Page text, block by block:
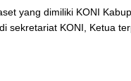
yang dimiliki KONI
sekretariat KONI, Ketua